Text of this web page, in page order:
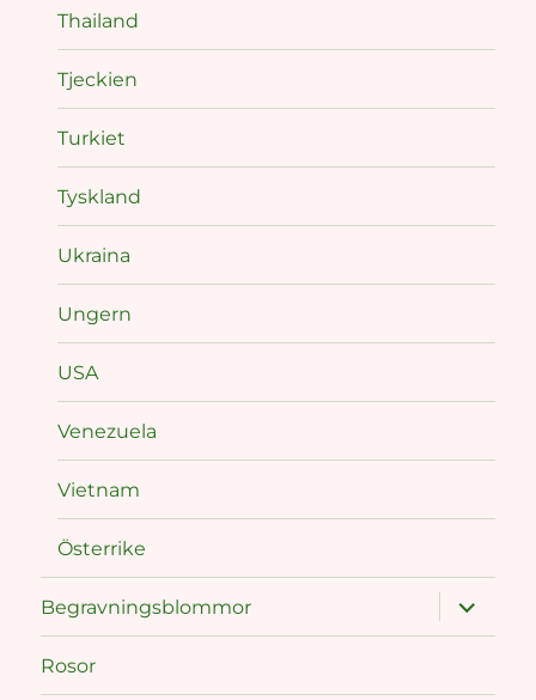
Thailand
Tjeckien
Turkiet
Tyskland
Ukraina
Ungern
USA
Venezuela
Vietnam
Österrike
Begravningsblommor
expand
child
menu
Rosor